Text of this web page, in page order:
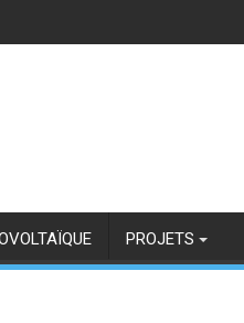
avec Zigbee2MQTT
PROJETS